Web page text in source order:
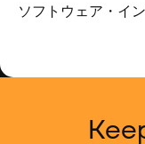
ソフトウェア・イ